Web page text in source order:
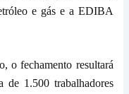
e gás e a EDIBA
o fechamento resultará
de 1.500 trabalhadores